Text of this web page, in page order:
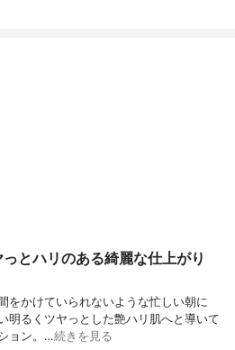
とハリのある綺麗な仕上がり
をかけていられないような忙しい朝に
明るくツヤっとした艶ハリ肌へと導いて
ョン。…続きを見る